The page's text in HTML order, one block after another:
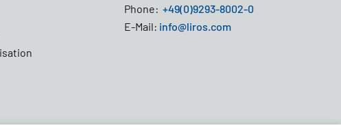
Phone: +49(0)9293-8002-0
E-Mail: info@liros.com